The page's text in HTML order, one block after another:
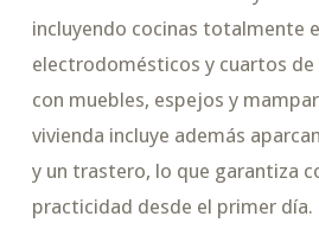
incluyendo cocinas totalmente
electrodomésticos y cuartos
con muebles, espejos y
vivienda incluye además
y un trastero, lo que garantiza
practicidad desde el primer día.